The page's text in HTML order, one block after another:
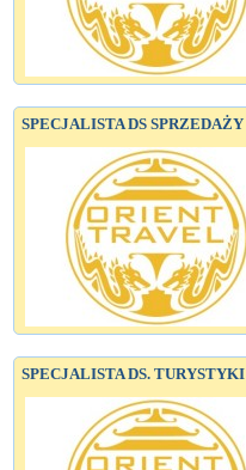
SPECJALISTA DS SPRZEDAŻY
SPECJALISTA DS. TURYSTYKI